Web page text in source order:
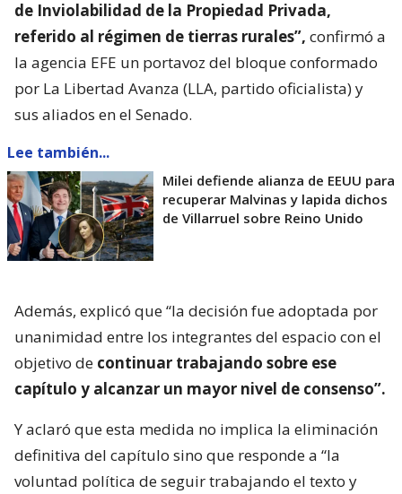
de Inviolabilidad de la Propiedad Privada,
referido al régimen de tierras rurales”, confirmó a
la agencia EFE un portavoz del bloque conformado
por La Libertad Avanza (LLA, partido oficialista) y
sus aliados en el Senado.
Lee también...
Milei defiende alianza de EEUU para
recuperar Malvinas y lapida dichos
de Villarruel sobre Reino Unido
Además, explicó que “la decisión fue adoptada por
unanimidad entre los integrantes del espacio con el
objetivo de continuar trabajando sobre ese
capítulo y alcanzar un mayor nivel de consenso”.
Y aclaró que esta medida no implica la eliminación
definitiva del capítulo sino que responde a “la
voluntad política de seguir trabajando el texto y